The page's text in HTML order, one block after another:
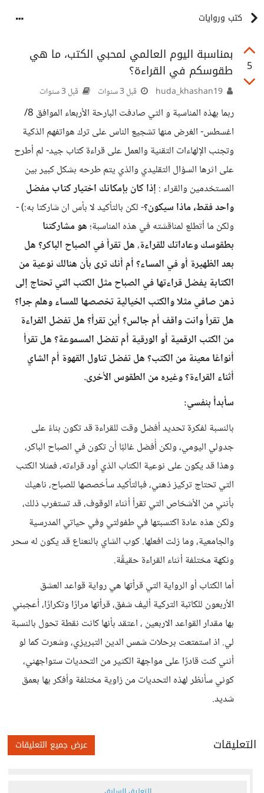
كتب وروايات
5
بمناسبة اليوم العالمي لمحبي الكتب، ما هي
طقوسكم في القراءة؟
قبل 3 سنوات قبل 3 سنوات
ربما بهذه المناسبة و التي صادفت البارحة الأربعاء الموافق 8/
اغسطس- الغرض منها تشجيع الناس على ترك هواتفهم الذكية
وتجنب الإلهاءات التقنية والعمل على قراءة كتاب جيد- لم أطرح
على اثرها السؤال التقليدي والذي يتم طرحه بشكل كبير بين
المستخدمين والقراء : إذا كان بإمكانك اختيار كتاب مفضل
واحد فقط، ماذا سيكون؟- لكن بالتأكيد لا بأس ان شاركتا به:) -
ولكن ما أتطلع لمناقشته في هذه المناسبة؛هو مشاركتنا
بطقوسك وعاداتك للقراءة،هل تقرأ في الصباح الباكر؟ هل
بعد الظهيرة أو في المساء؟ أم أنك ترى بأن هنالك نوعية من
الكتابة يفضل قراءتها في الصباح مثل الكتب التي تحتاج إلى
ذهن صافي مثلا والكتب الخيالية تخصصها للمساء وهلم جرا؟
هل تقرأ وانت واقف أم جالس؟ أين تقرأ؟ هل تفضل القراءة
من الكتب الرقمية أو الورقية أم تفضل المسموعة؟ هل تقرأ
أنواعًا معينة من الكتب؟ هل تفضل تناول القهوة أم الشاي
أثناء القراءة؟ وغيره من الطقوس الأخرى.
سأبدأ بنفسي:
بالنسبة لفكرة تحديد أفضل وقت للقراءة قد تكون بناءً على
جدولي اليومي، ولكن أُفضل غالبًا أن تكون في الصباح الباكر،
وهذا قد يكون على نوعية الكتاب الذي أود قراءته، فمثلا الكتب
التي تحتاج تركيز ذهني، فبالتأكيد سأخصصها للصباح، ناهيك
بأنني من الأشخاص التي تقرأ أثناء الوقوف، قد تستغرب ذلك،
ولكن هذه عادة اكتسبتها في طفولتي وفي حياتي المدرسية
والجامعية، وما زلت افعلها. كوب الشاي بالنعناع قد يكون له سحر
ونكهة مختلفة أثناء القراءة حقيقًة.
أما الكتاب أو الرواية التي قرأتها هي رواية قواعد العشق
الأربعون للكاتبة التركية أليف شفق، قرأتها مرارًا وتكرارًا، أعجبني
بها مقدار القواعد الاربعين ، اعتقد بأنها كانت نقطة تحول بالنسبة
لي. اذ استمتعت برحلات شمس الدين التبريزي، وشعرت كما لو
أنني كنت قادرًا على مواجهة الكثير من التحديات ستواجهني،
كوني سأنظر لهذه التحديات من زاوية مختلفة وأفكر بها بعمق
شديد.
التعليقات عرض جميع التعليقات